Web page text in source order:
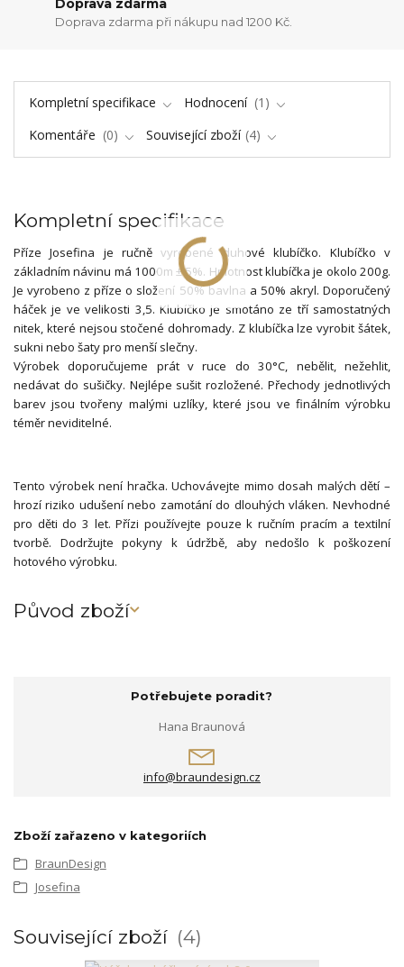
Doprava zdarma
Doprava zdarma při nákupu nad 1200 Kč.
Kompletní specifikace Hodnocení
1
Komentáře
0 Související zboží 4
Kompletní specifikace
Příze Josefina je ručně vyrobené duhové klubíčko. Klubíčko v
základním návinu má 1000m ± 5%. Hmotnost klubíčka je okolo 200g.
Je vyrobeno z příze o složení 50% bavlna a 50% akryl. Doporučený
háček je ve velikosti 3,5. Klubíčko je smotáno ze tří samostatných
nitek, které nejsou stočené dohromady. Z klubíčka lze vyrobit šátek,
sukni nebo šaty pro menší slečny.
Výrobek doporučujeme prát v ruce do 30°C, nebělit, nežehlit,
nedávat do sušičky. Nejlépe sušit rozložené. Přechody jednotlivých
barev jsou tvořeny malými uzlíky, které jsou ve finálním výrobku
téměr neviditelné.
Tento výrobek není hračka. Uchovávejte mimo dosah malých dětí –
hrozí riziko udušení nebo zamotání do dlouhých vláken. Nevhodné
pro děti do 3 let. Přízi používejte pouze k ručním pracím a textilní
tvorbě. Dodržujte pokyny k údržbě, aby nedošlo k poškození
hotového výrobku.
Původ zboží
Potřebujete poradit?
Hana Braunová
info@braundesign.cz
Zboží zařazeno v kategoriích
BraunDesign
Josefina
Související zboží 4